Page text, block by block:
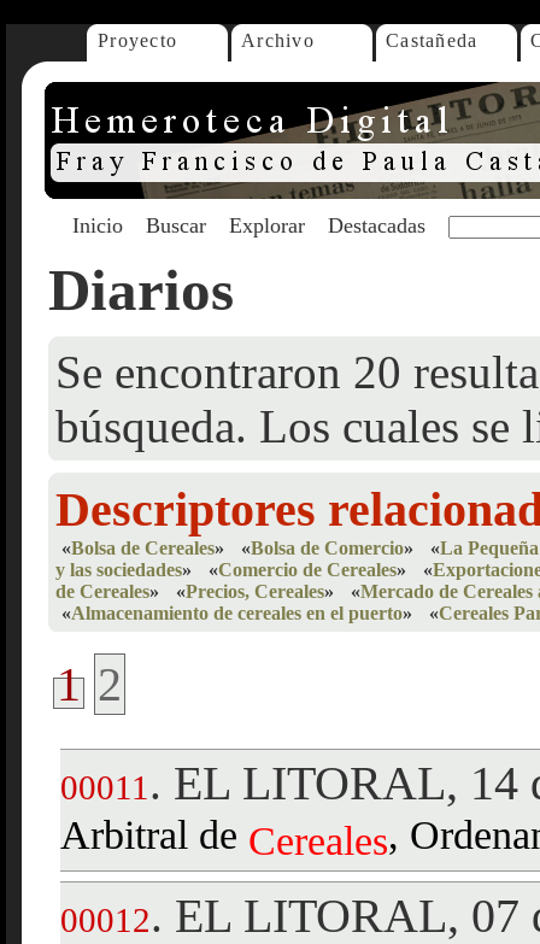
Proyecto Archivo Castañeda
Inicio Buscar Explorar Destacadas
Diarios
Se encontraron 20
búsqueda. Los cuales se
Descriptores
«Bolsa de Cereales» «Bolsa de Comercio» «La
y las sociedades» «Comercio de Cereales» «
de Cereales» «Precios, Cereales» «Mercado de
«Almacenamiento de cereales en el puerto» «Cereales
1 2
00011 . EL LITORAL, 14
Arbitral de Cereales,
00012. EL LITORAL, 07